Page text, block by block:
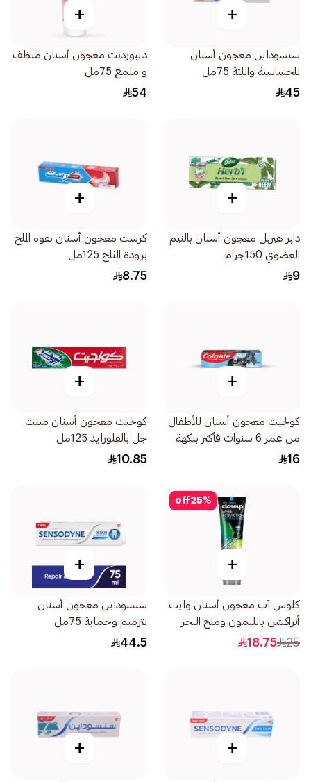
+
سنسوداين معجون أسنان
للحساسية واللثة 75مل
45
+
ديبوردنت معجون أسنان منظف
و ملمع 75مل
54
+
دابر هيربل معجون أسنان بالنيم
العضوي 150جرام
9
+
كرست معجون أسنان بقوة الملح
برودة الثلج 125مل
8.75
+
كولجيت معجون أسنان للأطفال
من عمر 6 سنوات فأكثر بنكهة
الفاكهة الخفيفة 50مل
16
+
كولجيت معجون أسنان مينت
جل بالفلورايد 125مل
10.85
25%
off
+
كلوس آب معجون أسنان وايت
أتراكشن بالليمون وملح البحر
75مل
25
18.75
+
سنسوداين معجون أسنان
لترميم وحماية 75مل
44.5
+
+